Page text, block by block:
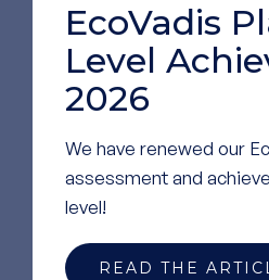
EcoVadis
Level
2026
We have renewed our
assessment and
level!
READ THE